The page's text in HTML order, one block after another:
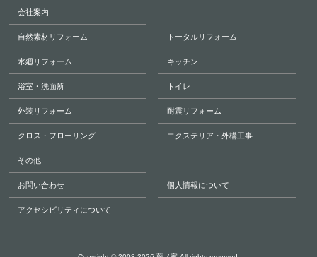
会社案内
自然素材リフォーム トータルリフォーム
水廻リフォーム キッチン
浴室・洗面所 トイレ
外装リフォーム 耐震リフォーム
クロス・フローリング エクステリア・外構工事
その他
お問い合わせ 個人情報について
アクセシビリティについて